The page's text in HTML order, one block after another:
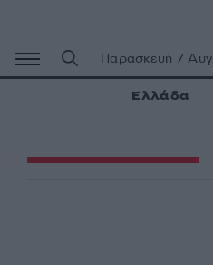
περιεχόμενο
Παρασκευή 7
Ελλάδα